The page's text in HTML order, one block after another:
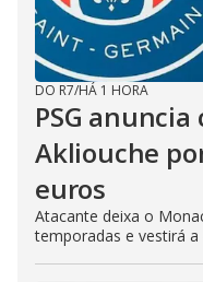
DO R7/HÁ 1 HORA
PSG
Akliouche
euros
Atacante deixa o
temporadas e vestirá a